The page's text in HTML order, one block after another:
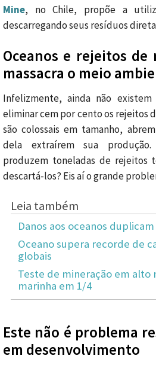
Mine, no Chile, propõe a
descarregandoseus resíduos
Oceanos e rejeitos
massacra o meio
Infelizmente, ainda não
eliminar cem por cento os rejeitos
são colossais em tamanho,
dela extraírem sua
produzem toneladas de rejeitos
descartá-los? Eis aí o grande
Leia também
Danos aos oceanos
Oceano supera recorde de
globais
Teste de mineração em alto
marinha em 1/4
Este não é problema
em desenvolvimento